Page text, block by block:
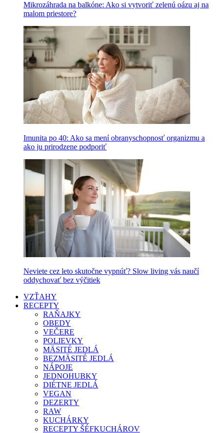
Mikrozáhrada na balkóne: Ako si vytvoriť zelenú oázu aj na
malom priestore?
Imunita po 40: Ako sa mení obranyschopnosť organizmu a
ako ju prirodzene podporiť
Neviete cez leto skutočne vypnúť? Slow living vás naučí
oddychovať bez výčitiek
VZŤAHY
RECEPTY
RAŇAJKY
OBEDY
VEČERE
POLIEVKY
MÄSITÉ JEDLÁ
BEZMÄSITÉ JEDLÁ
NÁPOJE
JEDNOHUBKY
DIÉTNE JEDLÁ
VEGAN
DEZERTY
RAW
KUCHÁRKY
RECEPTY ŠÉFKUCHÁROV